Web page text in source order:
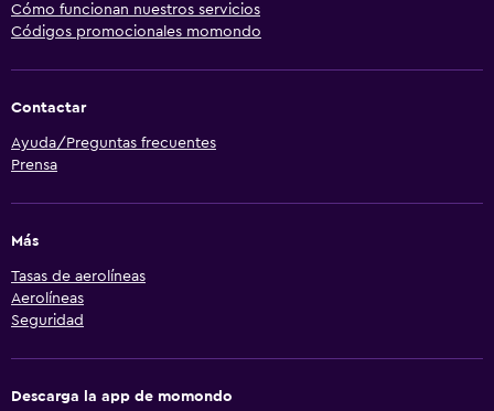
Cómo funcionan nuestros servicios
Códigos promocionales momondo
Contactar
Ayuda/Preguntas frecuentes
Prensa
Más
Tasas de aerolíneas
Aerolíneas
Seguridad
Descarga la app de momondo